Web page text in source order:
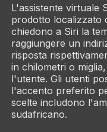
L'assistente virtuale
prodotto localizzato
chiedono a Siri la
raggiungere un
risposta
in chilometri o
l'utente. Gli utenti
l'accento preferito
scelte includono
sudafricano.